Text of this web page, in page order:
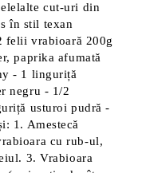
cut-uri din
în stil texan
felii vrabioară 200g
paprika afumată
- 1 linguriță
negru - 1/2
usturoi pudră -
1. Amestecă
cu rub-ul,
3. Vrabioara